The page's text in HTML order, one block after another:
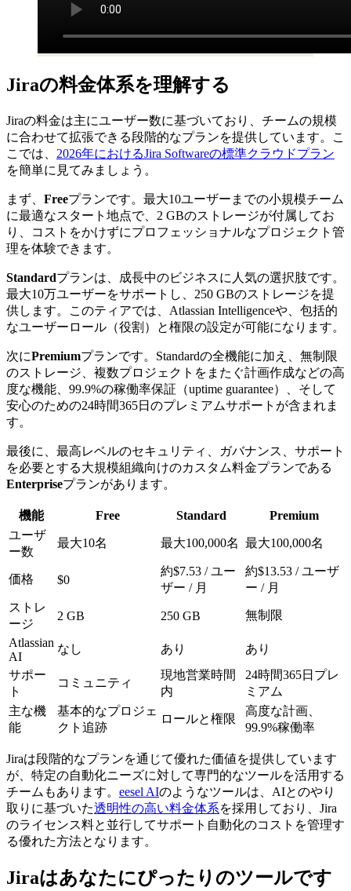
Jiraの料金体系を理解する
Jiraの料金は主にユーザー数に基づいており、チームの規模
に合わせて拡張できる段階的なプランを提供しています。こ
こでは、 2026年におけるJira Softwareの標準クラウドプラン
を簡単に見てみましょう。
まず、 Freeプランです。最大10ユーザーまでの小規模チーム
に最適なスタート地点で、2 GBのストレージが付属してお
り、コストをかけずにプロフェッショナルなプロジェクト管
理を体験できます。
Standardプランは、成長中のビジネスに人気の選択肢です。
最大10万ユーザーをサポートし、250 GBのストレージを提
供します。このティアでは、Atlassian Intelligenceや、包括的
なユーザーロール（役割）と権限の設定が可能になります。
次にPremiumプランです。Standardの全機能に加え、無制限
のストレージ、複数プロジェクトをまたぐ計画作成などの高
度な機能、99.9%の稼働率保証（uptime guarantee）、そして
安心のための24時間365日のプレミアムサポートが含まれま
す。
最後に、最高レベルのセキュリティ、ガバナンス、サポート
を必要とする大規模組織向けのカスタム料金プランである
Enterpriseプランがあります。
機能 Free Standard
Premium
ユーザ
ー数
最大10名 最大100,000名 最大100,000名
価格 $0
約$7.53 / ユー
ザー / 月
約$13.53 / ユーザ
ー / 月
ストレ
ージ
2 GB 250 GB 無制限
Atlassian
AI
なし あり
あり
サポー
ト
コミュニティ
現地営業時間
内
24時間365日プレ
ミアム
主な機
能
基本的なプロジェ
クト追跡
ロールと権限
高度な計画、
99.9%稼働率
Jiraは段階的なプランを通じて優れた価値を提供しています
が、特定の自動化ニーズに対して専門的なツールを活用する
チームもあります。 eesel AIのようなツールは、AIとのやり
取りに基づいた透明性の高い料金体系を採用しており、Jira
のライセンス料と並行してサポート自動化のコストを管理す
る優れた方法となります。
Jiraはあなたにぴったりのツールです